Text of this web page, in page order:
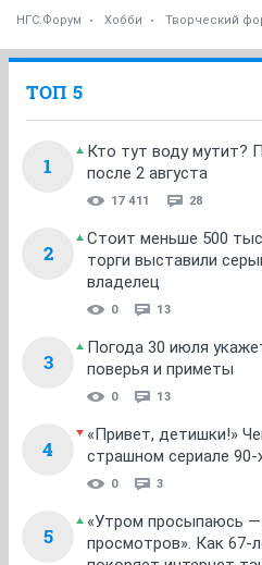
НГС.Форум Хобби Творческий
ТОП 5
1
Кто тут воду мутит?
после 2 августа
17 411 28
2
Стоит меньше 500
торги выставили
владелец
0 13
3
Погода 30 июля
поверья и приметы
0 13
4
«Привет, детишки!»
страшном сериале 90-
0 3
5
«Утром просыпаюсь
просмотров». Как 67-